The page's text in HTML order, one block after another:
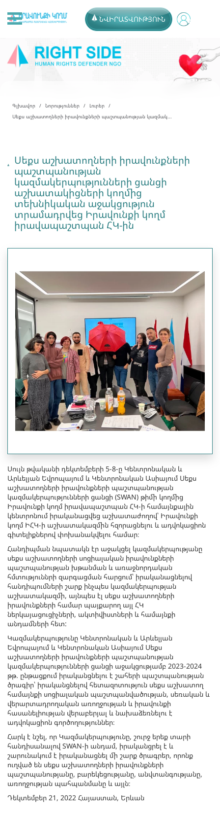
ՆՎԻՐԱՏՎՈՒԹՅՈՒՆ
Գլխավոր Նորություններ
Լուրեր
Սեքս աշխատողների իրավունքների պաշտպանության կազմակ...
Սեքս աշխատողների իրավունքների
պաշտպանության
կազմակերպությունների ցանցի
աշխատակիցների կողմից
տեխնիկական աջակցություն
տրամադրվեց Իրավունքի կողմ
իրավապաշտպան ՀԿ-ին
Սույն թվականի դեկտեմբերի 5-8-ը Կենտրոնական և
Արևելյան Եվրոպայում և Կենտրոնական Ասիայում Սեքս
աշխատողների իրավունքների պաշտպանության
կազմակերպությունների ցանցի (SWAN) թիմի կողմից
Իրավունքի կողմ իրավապաշտպան ՀԿ-ի համայնքային
կենտրոնում իրականացվեց աշխատաժողով՝ Իրավունքի
կողմ ԻՀԿ-ի աշխատակազմին հզորացնելու և ադվոկացիոն
գիտելիքներով փոխանակվելու համար։
Հանդիպման նպատակն էր աջակցել կազմակերպությանը
սեքս աշխատողների սոցիալական իրավունքների
պաշտպանության խթանման և առաջնորդական
հմտություննրի զարգացման հարցում՝ իրականացնելով
հանդիպումների շարք ինչպես կազմակերպության
աշխատակազմի, այնպես էլ սեքս աշխատողների
իրավունքների համար պայքարող այլ ՀԿ
ներկայացուցիչների, ակտիվիստների և համայնքի
անդամների հետ:
Կազմակերպությունը Կենտրոնական և Արևելյան
Եվրոպայում և Կենտրոնական Ասիայում Սեքս
աշխատողների իրավունքների պաշտպանության
կազմակերպությունների ցանցի աջակցությամբ 2023-2024
թթ. ընթացքում իրականցնելու է շահերի պաշտպանության
ծրագիր՝ իրականցնելով հետազոտություն սեքս աշխատող
համայնքի սոցիալական պաշտպանվածության, սեռական և
վերարտադրողական առողջության և իրավունքի
հասանելիության վերաբերյալ և նախաձեռնելու է
ադվոկացիոն գործողություններ։
Հարկ է նշել, որ Կազմակերպությունը, շուրջ երեք տարի
հանդիսանալով SWAN-ի անդամ, իրականցրել է և
շարունակում է իրականացնել մի շարք ծրագրեր, որոնք
ուղված են սեքս աշխատողների իրավունքների
պաշտպանությանը, բարեկեցությանը, անվտանգությանը,
առողջության պահպանմանը և այլն։
Դեկտեմբեր 21, 2022 Հայաստան, Երևան